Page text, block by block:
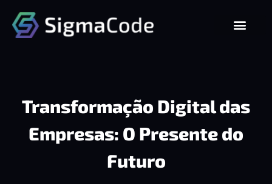
Transformação Digital das
Empresas: O Presente do
Futuro